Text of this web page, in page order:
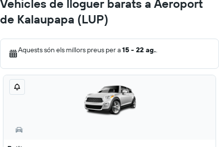
Vehicles de lloguer barats a Aeroport
de Kalaupapa (LUP)
Aquests són els millors preus per a15 - 22 ag..